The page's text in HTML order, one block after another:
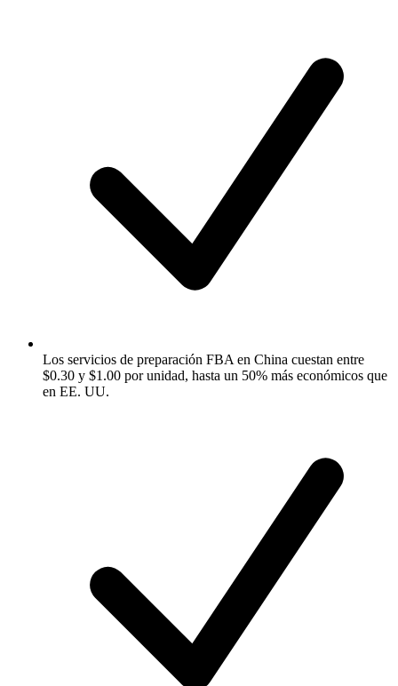
Los servicios de preparación FBA en China cuestan entre
$0.30 y $1.00 por unidad, hasta un 50% más económicos que
en EE. UU.